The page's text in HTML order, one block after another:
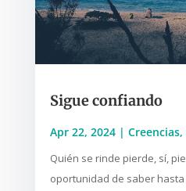
Sigue confiando
Apr 22, 2024| Creencias,
Quién se rinde pierde, sí,
oportunidad de saber